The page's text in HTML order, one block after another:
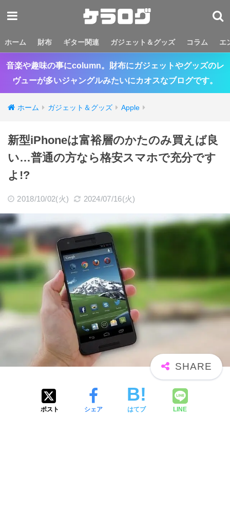
ホーム 財布 ギター関連 ガジェット＆グッズ コラム エ
音楽や趣味の事にcolumn。財布にガジェットやグッズのレ
ヴューが多いジャングルみたいにカオスなブログです。
ホーム ガジェット＆グッズ Apple
新型iPhoneは富裕層のかたのみ買えば良
い…普通の方なら格安スマホで充分です
よ!?
2018/10/02(火) 2024/07/16(火)
ポスト シェア はてブ LINE